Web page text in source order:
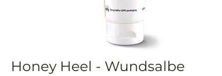
Honey Heel - Wundsalbe